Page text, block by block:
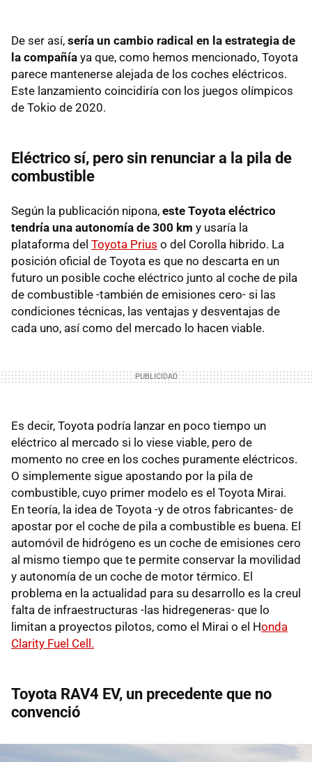
De ser así, sería un cambio radical en la estrategia de
la compañía ya que, como hemos mencionado, Toyota
parece mantenerse alejada de los coches eléctricos.
Este lanzamiento coincidiría con los juegos olímpicos
de Tokio de 2020.
Eléctrico sí, pero sin renunciar a la pila de
combustible
Según la publicación nipona, este Toyota eléctrico
tendría una autonomía de 300 km y usaría la
plataforma del Toyota Prius o del Corolla hibrido. La
posición oficial de Toyota es que no descarta en un
futuro un posible coche eléctrico junto al coche de pila
de combustible -también de emisiones cero- si las
condiciones técnicas, las ventajas y desventajas de
cada uno, así como del mercado lo hacen viable.
Es decir, Toyota podría lanzar en poco tiempo un
eléctrico al mercado si lo viese viable, pero de
momento no cree en los coches puramente eléctricos.
O simplemente sigue apostando por la pila de
combustible, cuyo primer modelo es el Toyota Mirai.
En teoría, la idea de Toyota -y de otros fabricantes- de
apostar por el coche de pila a combustible es buena. El
automóvil de hidrógeno es un coche de emisiones cero
al mismo tiempo que te permite conservar la movilidad
y autonomía de un coche de motor térmico. El
problema en la actualidad para su desarrollo es la creul
falta de infraestructuras -las hidregeneras- que lo
limitan a proyectos pilotos, como el Mirai o el Honda
Clarity Fuel Cell.
Toyota RAV4 EV, un precedente que no
convenció